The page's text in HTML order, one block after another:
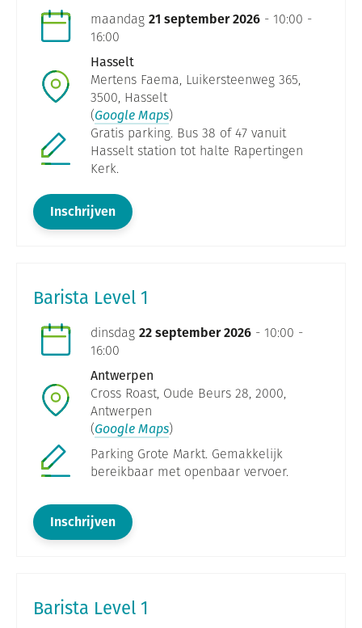
maandag 21 september 2026 - 10:00 -
16:00
Hasselt
Mertens Faema, Luikersteenweg 365,
3500, Hasselt
(Google Maps)
Gratis parking. Bus 38 of 47 vanuit
Hasselt station tot halte Rapertingen
Kerk.
Inschrijven
Barista Level 1
dinsdag 22 september 2026 - 10:00 -
16:00
Antwerpen
Cross Roast, Oude Beurs 28, 2000,
Antwerpen
(Google Maps)
Parking Grote Markt. Gemakkelijk
bereikbaar met openbaar vervoer.
Inschrijven
Barista Level 1